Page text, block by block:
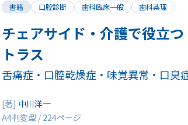
書籍 口腔診断 歯科臨床一般 歯科薬理
チェアサイド・介護で役立
トラス
舌痛症・口腔乾燥症・味覚異常・口臭
[著] 中川洋一
A4判変型 / 224ページ